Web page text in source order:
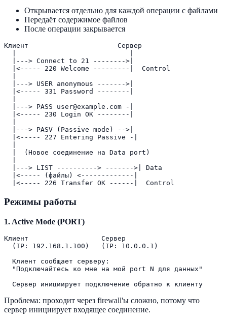
Открывается отдельно для каждой операции с файлами
Передаёт содержимое файлов
После операции закрывается
Клиент                      Сервер
  |---> Connect to 21 -------->|
  |<----- 220 Welcome ---------|  Control
  |---> USER anonymous ------->|
  |<----- 331 Password --------|
  |---> PASS user@example.com -|
  |<----- 230 Login OK --------|
  |---> PASV (Passive mode) -->|
  |<----- 227 Entering Passive -|
  |  (Новое соединение на Data port)
  |---> LIST ----------> ------->| Data
  |<----- (файлы) <-------------|
Режимы работы
1. Active Mode (PORT)
Клиент                  Сервер
  (IP: 192.168.1.100)   (IP: 10.0.0.1)
  Клиент сообщает серверу:
  "Подключайтесь ко мне на мой port N для данных"
Проблема: проходит через firewall'ы сложно, потому что
сервер инициирует входящее соединение.